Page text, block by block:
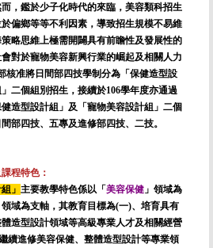
，鑑於少子化時代的來臨，美容類科招生
偏鄉等等不利因素，導致招生規模不易維
略思維上極需開闢具有前瞻性及發展性的
對於寵物美容新興行業的崛起及相關人力
核准將日間部四技學制分為「保健造型設
二個組別招生，接續於106學年度亦通過
造型設計組」及「寵物美容設計組」二個
部四技、五專及進修部四技、二技。
程特色：
」 主要教學特色係以「 美容保健 」領域為
域為支軸，其教育目標為(一)、培育具有
造型設計領域等高級專業人才及相關經營
續進修美容保健、整體造型設計等專業領